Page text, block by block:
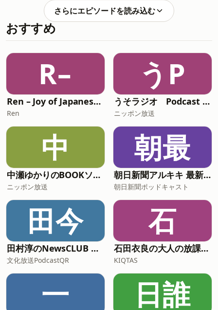
listen comfortably🍵✨日本語講師（に
ほんごこうし）のめぐみが配信（はいし
ん）しています👩‍🏫📻This podcast is
Japanese. 🍵🎧今回（こんかい）のエピ
ソードでは、レストランで使（つか）う
日本語（にほんご）のフレーズを紹介
（しょうかい）しました🍽️🍣① いらっ
んめい）ですか？ （How many
people?）③ こちらへどうぞ（This
way, please）④ これをお願（ねが）い
します （I’ll have this）⑤ おすすめは
何（なん）ですか？（What do you
recommend?）⑥ 英語（えいご）のメ
ニューはありますか？（Do you have
~?）⑦ お水（みず
さらにエピソードを読み込む
おすすめ
R–
Ren – Joy of Japanese Podcast
Ren
うP
うそラジオ Podcast 松任谷由実はじめました
ニッポン放送
中
中瀬ゆかりのBOOKソムリエ
ニッポン放送
朝最
朝日新聞アルキキ 最新ニュース
朝日新聞ポッドキャスト
田今
田村淳のNewsCLUB 今週のスゴい人
文化放送PodcastQR
石
石田衣良の大人の放課後ラジオ
KIQTAS
一 日誰